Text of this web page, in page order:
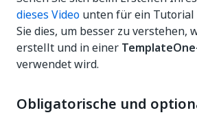
dieses Video unten für ein Tutorial
Sie dies, um besser zu verstehen,
erstellt und in einer
verwendet wird.
Obligatorische und